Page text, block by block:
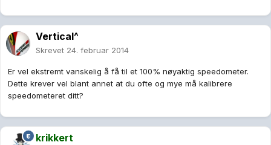
Vertical^
Skrevet 24. februar 2014
Er vel ekstremt vanskelig å få til et 100% nøyaktig speedometer.
Dette krever vel blant annet at du ofte og mye må kalibrere
speedometeret ditt?
krikkert